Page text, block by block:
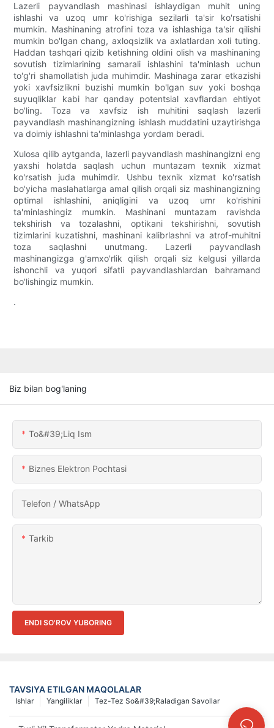
Lazerli payvandlash mashinasi ishlaydigan muhit uning
ishlashi va uzoq umr ko'rishiga sezilarli ta'sir ko'rsatishi
mumkin. Mashinaning atrofini toza va ishlashiga ta'sir qilishi
mumkin bo'lgan chang, axloqsizlik va axlatlardan xoli tuting.
Haddan tashqari qizib ketishning oldini olish va mashinaning
sovutish tizimlarining samarali ishlashini ta'minlash uchun
to'g'ri shamollatish juda muhimdir. Mashinaga zarar etkazishi
yoki xavfsizlikni buzishi mumkin bo'lgan suv yoki boshqa
suyuqliklar kabi har qanday potentsial xavflardan ehtiyot
bo'ling. Toza va xavfsiz ish muhitini saqlash lazerli
payvandlash mashinangizning ishlash muddatini uzaytirishga
va doimiy ishlashni ta'minlashga yordam beradi.
Xulosa qilib aytganda, lazerli payvandlash mashinangizni eng
yaxshi holatda saqlash uchun muntazam texnik xizmat
ko'rsatish juda muhimdir. Ushbu texnik xizmat ko'rsatish
bo'yicha maslahatlarga amal qilish orqali siz mashinangizning
optimal ishlashini, aniqligini va uzoq umr ko'rishini
ta'minlashingiz mumkin. Mashinani muntazam ravishda
tekshirish va tozalashni, optikani tekshirishni, sovutish
tizimlarini kuzatishni, mashinani kalibrlashni va atrof-muhitni
toza saqlashni unutmang. Lazerli payvandlash
mashinangizga g'amxo'rlik qilish orqali siz kelgusi yillarda
ishonchli va yuqori sifatli payvandlashlardan bahramand
bo'lishingiz mumkin.
.
Biz bilan bog'laning
To&#39;liq Ism
Biznes Elektron Pochtasi
Telefon / WhatsApp
Tarkib
ENDI SO'ROV YUBORING
TAVSIYA ETILGAN MAQOLALAR
Tez-Tez So&#39;raladigan Savollar
Yangiliklar
Ishlar